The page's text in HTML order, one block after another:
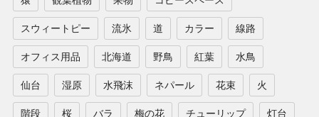
スウィートピー 流氷 道 カラー 線路
オフィス用品 北海道 野鳥 紅葉 水鳥
仙台 湿原 水飛沫 ネパール 花束 火
階段 桜 バラ 梅の花 チューリップ 灯台